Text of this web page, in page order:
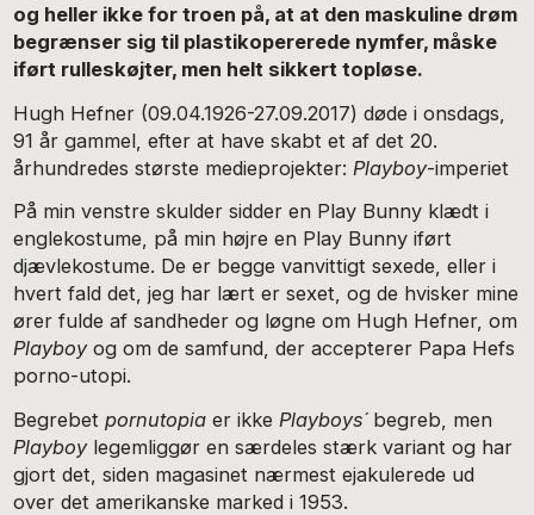
og heller ikke for troen på, at at den maskuline drøm
begrænser sig til plastikopererede nymfer, måske
iført rulleskøjter, men helt sikkert topløse.
Hugh Hefner (09.04.1926-27.09.2017) døde i onsdags,
91 år gammel, efter at have skabt et af det 20.
århundredes største medieprojekter: Playboy-imperiet
På min venstre skulder sidder en Play Bunny klædt i
englekostume, på min højre en Play Bunny iført
djævlekostume. De er begge vanvittigt sexede, eller i
hvert fald det, jeg har lært er sexet, og de hvisker mine
ører fulde af sandheder og løgne om Hugh Hefner, om
Playboyog om de samfund, der accepterer Papa Hefs
porno-utopi.
Begrebetpornutopia er ikke Playboys´begreb, men
Playboylegemliggør en særdeles stærk variant og har
gjort det, siden magasinet nærmest ejakulerede ud
over det amerikanske marked i 1953.